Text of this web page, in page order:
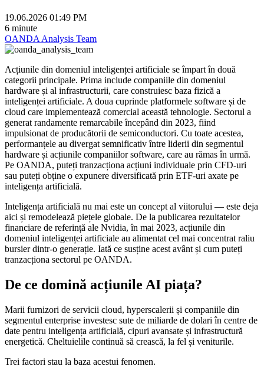
19.06.2026 01:49 PM
6 minute
OANDA Analysis Team
Acțiunile din domeniul inteligenței artificiale se împart în două
categorii principale. Prima include companiile din domeniul
hardware și al infrastructurii, care construiesc baza fizică a
inteligenței artificiale. A doua cuprinde platformele software și de
cloud care implementează comercial această tehnologie. Sectorul a
generat randamente remarcabile începând din 2023, fiind
impulsionat de producătorii de semiconductori. Cu toate acestea,
performanțele au divergat semnificativ între liderii din segmentul
hardware și acțiunile companiilor software, care au rămas în urmă.
Pe OANDA, puteți tranzacționa acțiuni individuale prin CFD-uri
sau puteți obține o expunere diversificată prin ETF-uri axate pe
inteligența artificială.
Inteligența artificială nu mai este un concept al viitorului — este deja
aici și remodelează piețele globale. De la publicarea rezultatelor
financiare de referință ale Nvidia, în mai 2023, acțiunile din
domeniul inteligenței artificiale au alimentat cel mai concentrat raliu
bursier dintr-o generație. Iată ce susține acest avânt și cum puteți
tranzacționa sectorul pe OANDA.
De ce domină acțiunile AI piața?
Marii furnizori de servicii cloud, hyperscalerii și companiile din
segmentul enterprise investesc sute de miliarde de dolari în centre de
date pentru inteligența artificială, cipuri avansate și infrastructură
energetică. Cheltuielile continuă să crească, la fel și veniturile.
Trei factori stau la baza acestui fenomen.